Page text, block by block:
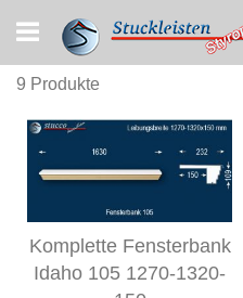
to
Content
9 Produkte
Komplette Fensterbank
Idaho 105 1270-1320-